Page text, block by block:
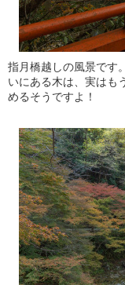
指月橋越しの風景です
いにある木は、実はも
めるそうですよ！